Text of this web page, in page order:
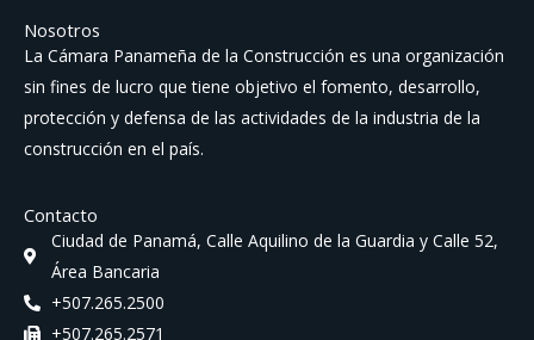
Nosotros
La Cámara Panameña de la Construcción es una organización
sin fines de lucro que tiene objetivo el fomento, desarrollo,
protección y defensa de las actividades de la industria de la
construcción en el país.
Contacto
Ciudad de Panamá, Calle Aquilino de la Guardia y Calle 52,
Área Bancaria
+507.265.2500
+507.265.2571